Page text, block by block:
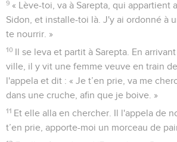
trouble en Israël ? »
18 Elie répondit : « Je ne trouble pas
toi et ta famille qui le faites, puisque
les commandements de l'Eternel et que
19 Fais maintenant rassembler tout Israël
Carmel, avec les 450 prophètes de Baal
prophètes d'Astarté qui mangent à la
Élie et les prophètes de Baal